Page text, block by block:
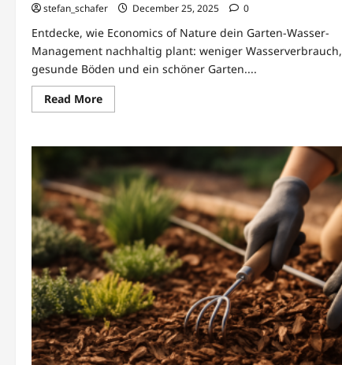
stefan_schafer December 25, 2025 0
Entdecke, wie Economics of Nature dein Garten-Wasser-
Management nachhaltig plant: weniger Wasserverbrauch,
gesunde Böden und ein schöner Garten....
Read MoreRead
more
Nachhaltige
Gartengestaltung
von
Economics
of
Nature